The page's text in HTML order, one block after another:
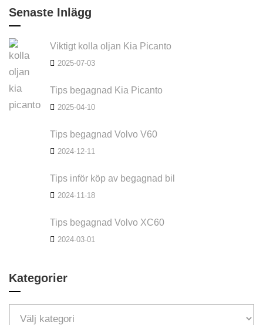
Senaste Inlägg
Viktigt kolla oljan Kia Picanto
2025-07-03
Tips begagnad Kia Picanto
2025-04-10
Tips begagnad Volvo V60
2024-12-11
Tips inför köp av begagnad bil
2024-11-18
Tips begagnad Volvo XC60
2024-03-01
Kategorier